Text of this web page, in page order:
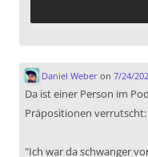
Daniel Weberon 7/24/
Da ist einer Person im
Präpositionen verrutscht:
"Ich war da schwanger